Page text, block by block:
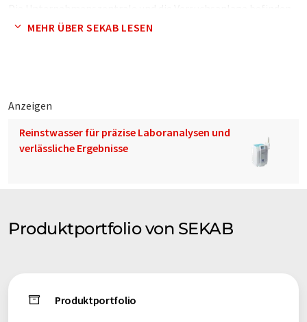
sich in Örnsköldsvik in Schweden.
MEHR ÜBER SEKAB LESEN
Anzeigen
Reinstwasser für präzise Laboranalysen und
verlässliche Ergebnisse
Produktportfolio von SEKAB
Produktportfolio